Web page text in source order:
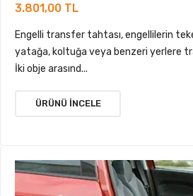
3.801,00 TL
Engelli transfer tahtası, engellilerin
yatağa, koltuğa veya benzeri yerlere
İki obje arasınd...
ÜRÜNÜ İNCELE